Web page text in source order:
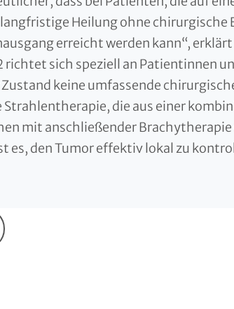
Heilung ohne
erreicht werden kann“,
richtet sich speziell an Patientinnen
keine umfassende
die aus einer
mit anschließender
es, den Tumor effektiv lokal zu